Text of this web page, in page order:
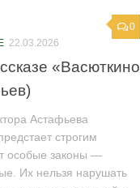
0
22.03.2026
«Васюткино
Астафьева
строгим
особые законы —
Их нельзя нарушать